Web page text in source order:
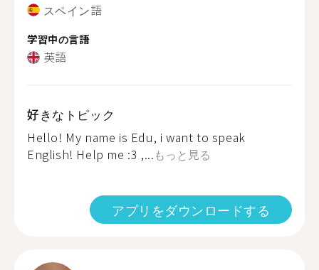
スペイン語
学習中の言語
英語
好きなトピック
Hello! My name is Edu, i want to speak
English! Help me :3 ,...もっと見る
アプリをダウンロードする